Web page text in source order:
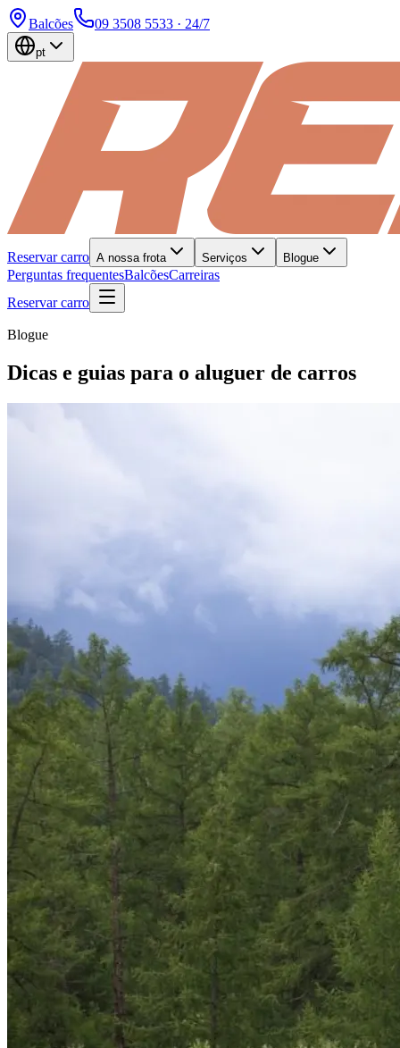
Balcões 09 3508 5533 · 24/7
pt
Reservar carro A nossa frota Serviços Blogue
Perguntas frequentesBalcõesCarreiras
Reservar carro
Blogue
Dicas e guias para o aluguer de carros